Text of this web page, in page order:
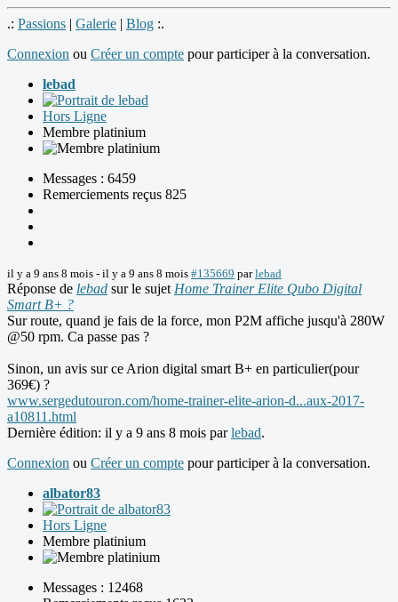
.: Passions | Galerie | Blog :.
Connexion ou Créer un compte pour participer à la conversation.
lebad
Hors Ligne
Membre platinium
Messages : 6459
Remerciements reçus 825
il y a 9 ans 8 mois - il y a 9 ans 8 mois #135669 parlebad
Réponse de lebad sur le sujet Home Trainer Elite Qubo Digital
Smart B+ ?
Sur route, quand je fais de la force, mon P2M affiche jusqu'à 280W
@50 rpm. Ca passe pas ?
Sinon, un avis sur ce Arion digital smart B+ en particulier(pour
369€) ?
www.sergedutouron.com/home-trainer-elite-arion-d...aux-2017-
a10811.html
Dernière édition: il y a 9 ans 8 mois parlebad.
Connexion ou Créer un compte pour participer à la conversation.
albator83
Hors Ligne
Membre platinium
Messages : 12468